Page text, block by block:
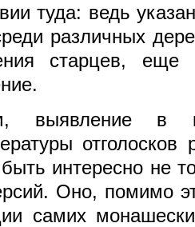
туда: ведь
различных
старцев,
выявление в
отголосков
интересно не
Оно, помимо
самих